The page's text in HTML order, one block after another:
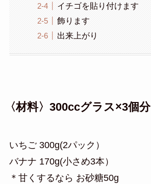
イチゴを貼り付けます
飾ります
出来上がり
〈材料〉300ccグラス×3個分
いちご 300g(2パック）
バナナ 170g(小さめ3本）
＊甘くするなら お砂糖50g